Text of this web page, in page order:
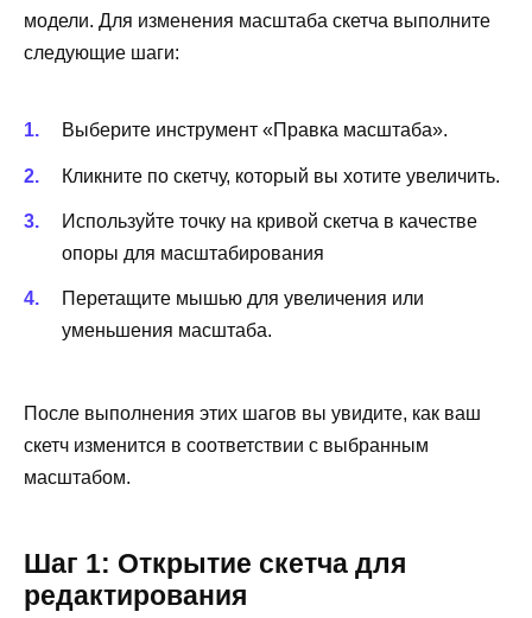
модели. Для изменения масштаба скетча выполните
следующие шаги:
Выберите инструмент «Правка масштаба».
Кликните по скетчу, который вы хотите увеличить.
Используйте точку на кривой скетча в качестве
опоры для масштабирования
Перетащите мышью для увеличения или
уменьшения масштаба.
После выполнения этих шагов вы увидите, как ваш
скетч изменится в соответствии с выбранным
масштабом.
Шаг 1: Открытие скетча для
редактирования